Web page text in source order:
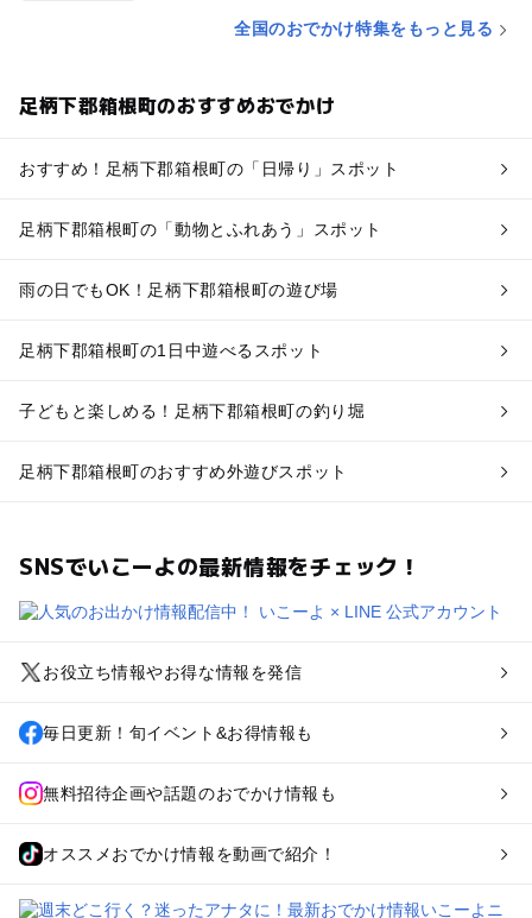
全国のおでかけ特集をもっと見る
足柄下郡箱根町のおすすめおでかけ
おすすめ！足柄下郡箱根町の「日帰り」スポット
足柄下郡箱根町の「動物とふれあう」スポット
雨の日でもOK！足柄下郡箱根町の遊び場
足柄下郡箱根町の1日中遊べるスポット
子どもと楽しめる！足柄下郡箱根町の釣り堀
足柄下郡箱根町のおすすめ外遊びスポット
SNSでいこーよの最新情報をチェック！
お役立ち情報やお得な情報を発信
毎日更新！旬イベント&お得情報も
無料招待企画や話題のおでかけ情報も
オススメおでかけ情報を動画で紹介！